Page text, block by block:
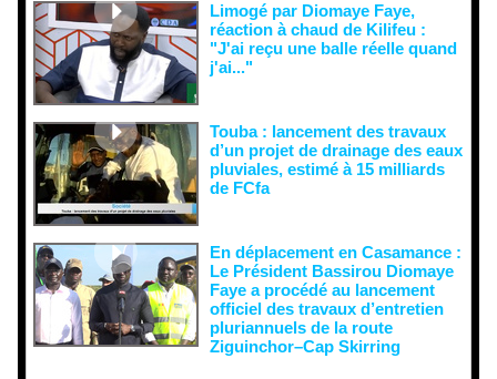
Limogé par Diomaye Faye,
réaction à chaud de Kilifeu :
"J'ai reçu une balle réelle quand
j'ai..."
Touba : lancement des travaux
d’un projet de drainage des eaux
pluviales, estimé à 15 milliards
de FCfa ‎
En déplacement en Casamance :
Le Président Bassirou Diomaye
Faye a procédé au lancement
officiel des travaux d’entretien
pluriannuels de la route
Ziguinchor–Cap Skirring